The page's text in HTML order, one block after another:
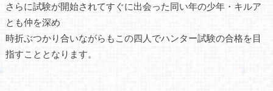
さらに試験が開始されてすぐに出会った同い年の少年・キルア
とも仲を深め
時折ぶつかり合いながらもこの四人でハンター試験の合格を目
指すこととなります。